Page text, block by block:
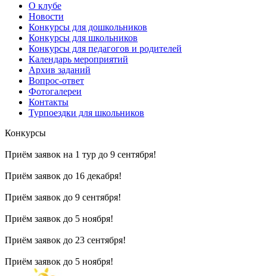
О клубе
Новости
Конкурсы для дошкольников
Конкурсы для школьников
Конкурсы для педагогов и родителей
Календарь мероприятий
Архив заданий
Вопрос-ответ
Фотогалереи
Контакты
Турпоездки для школьников
Конкурсы
Приём заявок на 1 тур до 9 сентября!
Приём заявок до 16 декабря!
Приём заявок до 9 сентября!
Приём заявок до 5 ноября!
Приём заявок до 23 сентября!
Приём заявок до 5 ноября!